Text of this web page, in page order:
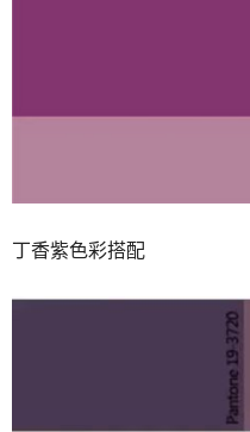
丁香紫色彩搭配